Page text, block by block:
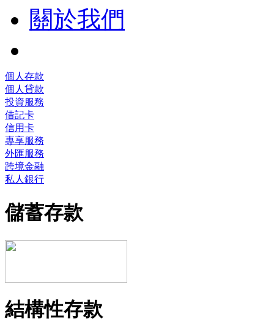
關於我們
個人存款
個人貸款
投資服務
借記卡
信用卡
專享服務
外匯服務
跨境金融
私人銀行
儲蓄存款
結構性存款